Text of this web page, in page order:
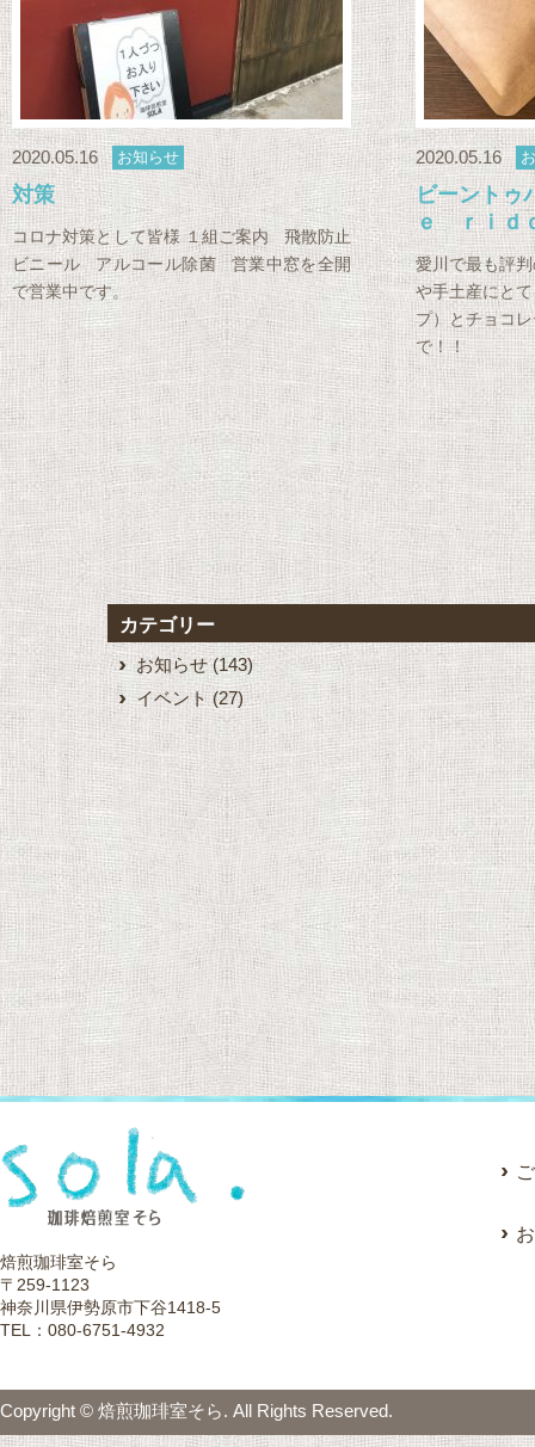
2020.05.16 お知らせ
対策
コロナ対策として皆様 １組ご案内 飛散防止
ビニール アルコール除菌 営業中窓を全開
で営業中です。
2020.05.16
ビーントゥ
ｅ ｒｉｄ
愛川で最も評
や手土産にと
プ）とチョコ
で！！
カテゴリー
お知らせ(143)
イベント(27)
焙煎珈琲室そら
〒259-1123
神奈川県伊勢原市下谷1418-5
TEL：080-6751-4932
Copyright © 焙煎珈琲室そら. All Rights Reserved.